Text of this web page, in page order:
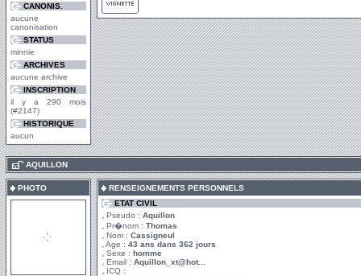
CANONIS.
aucune
canonisation
STATUS
minnie
ARCHIVES
aucune archive
INSCRIPTION
il y a 290 mois
(#2147)
HISTORIQUE
aucun
AQUILLON
PHOTO
RENSEIGNEMENTS PERSONNELS
ETAT CIVIL
Pseudo : Aquillon
Pr�nom : Thomas
Nom : Cassigneul
Age : 43 ans dans 362 jours
Sexe : homme
Email : Aquillon_xt@hot...
ICQ :